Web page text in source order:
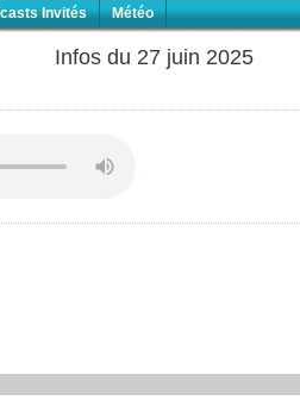
Invités Météo
Infos du 27 juin 2025